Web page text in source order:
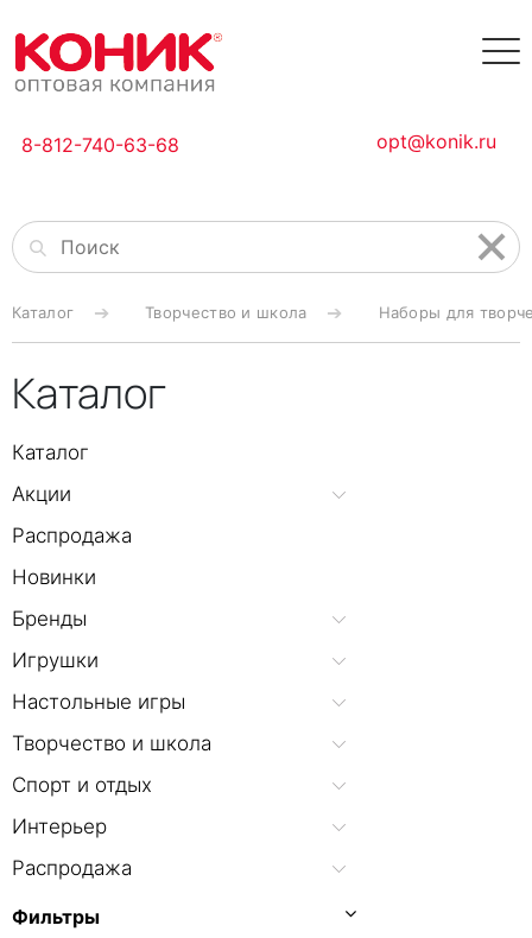
8-812-740-63-68 opt@konik.ru
Каталог Творчество и школа Наборы для
Каталог
Каталог
Акции
Распродажа
Новинки
Бренды
Игрушки
Настольные игры
Творчество и школа
Спорт и отдых
Интерьер
Распродажа
Фильтры